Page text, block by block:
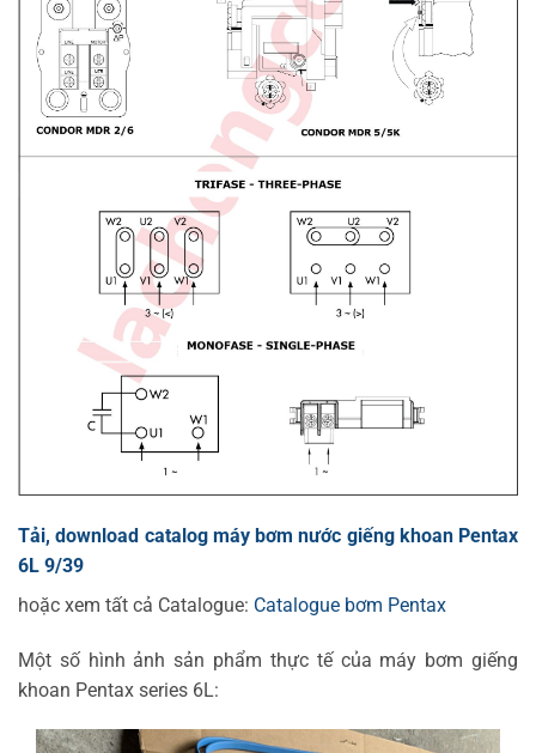
Tải, download catalog máy bơm nước giếng khoan Pentax
6L 9/39
hoặc xem tất cả Catalogue: Catalogue bơm Pentax
Một số hình ảnh sản phẩm thực tế của máy bơm giếng
khoan Pentax series 6L: